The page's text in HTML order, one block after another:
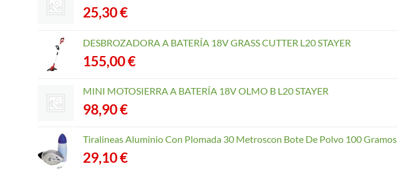
25,30€
DESBROZADORA A BATERÍA 18V GRASS CUTTER L20 STAYER
155,00€
MINI MOTOSIERRA A BATERÍA 18V OLMO B L20 STAYER
98,90€
Tiralineas Aluminio Con Plomada 30 Metroscon Bote De Polvo 100 Gramos
29,10€